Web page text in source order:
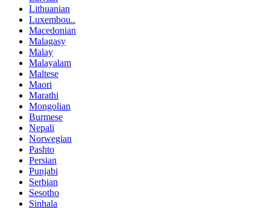
Lithuanian
Luxembou..
Macedonian
Malagasy
Malay
Malayalam
Maltese
Maori
Marathi
Mongolian
Burmese
Nepali
Norwegian
Pashto
Persian
Punjabi
Serbian
Sesotho
Sinhala